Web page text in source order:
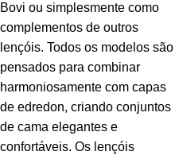
Bovi ou simplesmente como
complementos de outros
lençóis. Todos os modelos são
pensados para combinar
harmoniosamente com capas
de edredon, criando conjuntos
de cama elegantes e
confortáveis. Os lençóis